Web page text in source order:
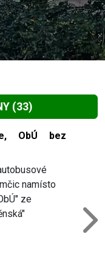
(33)
ObÚ bez
namísto
ze